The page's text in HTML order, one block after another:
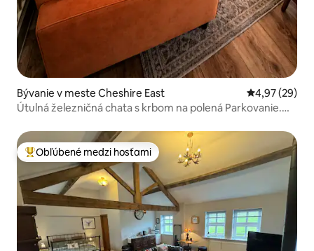
Bývanie v meste Cheshire East Priemerné
4,97 (29)
Útulná železničná chata s krbom na polená Parkovanie.
Najobľúbenejšie medzi hosťami
Obľúbené medzi hosťami